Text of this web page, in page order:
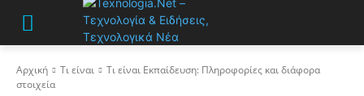
Αρχική Τι είναι
Τι είναι Εκπαίδευση: Πληροφορίες και διάφορα
στοιχεία